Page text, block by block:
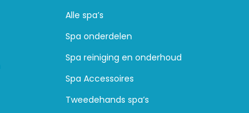
Alle spa’s
Spa onderdelen
Spa reiniging en onderhoud
Spa Accessoires
Tweedehands spa’s